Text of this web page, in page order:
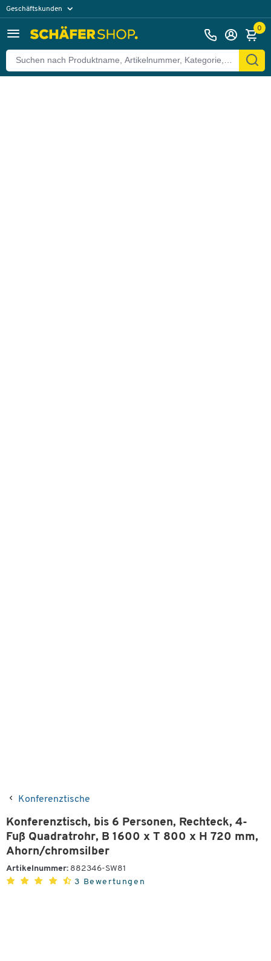
Geschäftskunden
0
Konferenztische
Konferenztisch, bis 6 Personen, Rechteck, 4-
Fuß Quadratrohr, B 1600 x T 800 x H 720 mm,
Ahorn/chromsilber
Artikelnummer: 882346-SW81
3 Bewertungen
Zurück